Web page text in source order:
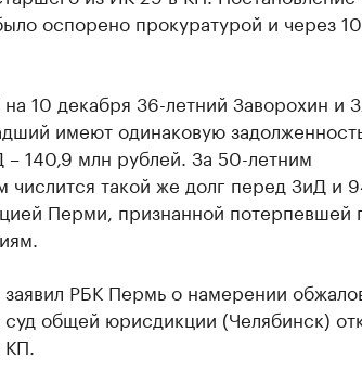
оспорено прокуратурой и через
10 декабря 36-летний Заворохин и
имеют одинаковую
140,9 млн рублей. За 50-летним
такой же долг перед ЗиД и
Перми, признанной потерпевшей
РБК Пермь о намерении
общей юрисдикции (Челябинск)